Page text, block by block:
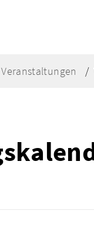
Veranstaltungen